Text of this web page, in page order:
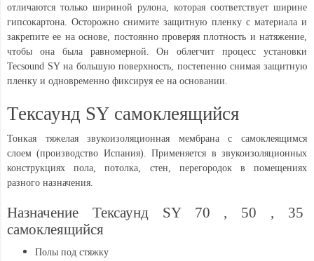
отличаются только шириной рулона, которая соответствует ширине
гипсокартона. Осторожно снимите защитную пленку с материала и
закрепите ее на основе, постоянно проверяя плотность и натяжение,
чтобы она была равномерной. Он облегчит процесс установки
Tecsound SY на большую поверхность, постепенно снимая защитную
пленку и одновременно фиксируя ее на основании.
Тексаунд SY самоклеящийся
Тонкая тяжелая звукоизоляционная мембрана с самоклеящимся
слоем (производство Испания). Применяется в звукоизоляционных
конструкциях пола, потолка, стен, перегородок в помещениях
разного назначения.
Назначение Тексаунд SY 70 , 50 , 35
самоклеящийся
Полы под стяжку